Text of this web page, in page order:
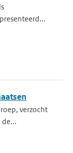
verzocht
de...